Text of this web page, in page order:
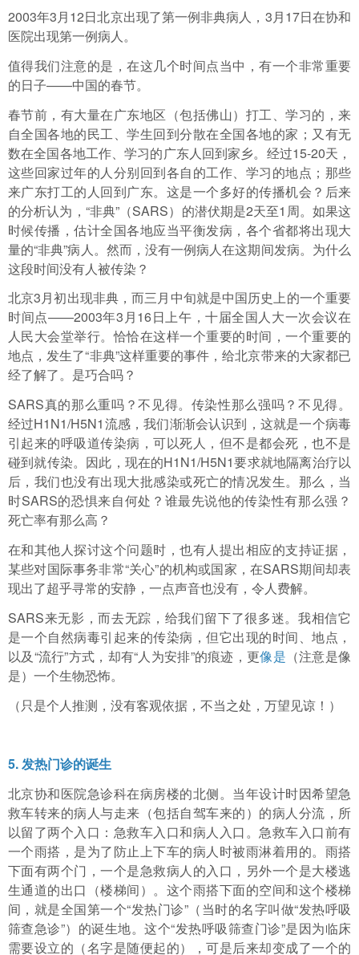
2003年3月12日北京出现了第一例非典病人，3月17日在协和
医院出现第一例病人。
值得我们注意的是，在这几个时间点当中，有一个非常重要
的日子——中国的春节。
春节前，有大量在广东地区（包括佛山）打工、学习的，来
自全国各地的民工、学生回到分散在全国各地的家；又有无
数在全国各地工作、学习的广东人回到家乡。经过15-20天，
这些回家过年的人分别回到各自的工作、学习的地点；那些
来广东打工的人回到广东。这是一个多好的传播机会？后来
的分析认为，“非典”（SARS）的潜伏期是2天至1周。如果这
时候传播，估计全国各地应当平衡发病，各个省都将出现大
量的“非典”病人。然而，没有一例病人在这期间发病。为什么
这段时间没有人被传染？
北京3月初出现非典，而三月中旬就是中国历史上的一个重要
时间点——2003年3月16日上午，十届全国人大一次会议在
人民大会堂举行。恰恰在这样一个重要的时间，一个重要的
地点，发生了“非典”这样重要的事件，给北京带来的大家都已
经了解了。是巧合吗？
SARS真的那么重吗？不见得。传染性那么强吗？不见得。
经过H1N1/H5N1流感，我们渐渐会认识到，这就是一个病毒
引起来的呼吸道传染病，可以死人，但不是都会死，也不是
碰到就传染。因此，现在的H1N1/H5N1要求就地隔离治疗以
后，我们也没有出现大批感染或死亡的情况发生。那么，当
时SARS的恐惧来自何处？谁最先说他的传染性有那么强？
死亡率有那么高？
在和其他人探讨这个问题时，也有人提出相应的支持证据，
某些对国际事务非常“关心”的机构或国家，在SARS期间却表
现出了超乎寻常的安静，一点声音也没有，令人费解。
SARS来无影，而去无踪，给我们留下了很多迷。我相信它
是一个自然病毒引起来的传染病，但它出现的时间、地点，
以及“流行”方式，却有“人为安排”的痕迹，更像是 （注意是像
是）一个生物恐怖。
（只是个人推测，没有客观依据，不当之处，万望见谅！）
5. 发热门诊的诞生
北京协和医院急诊科在病房楼的北侧。当年设计时因希望急
救车转来的病人与走来（包括自驾车来的）的病人分流，所
以留了两个入口：急救车入口和病人入口。急救车入口前有
一个雨搭，是为了防止上下车的病人时被雨淋着用的。雨搭
下面有两个门，一个是急救病人的入口，另外一个是大楼逃
生通道的出口（楼梯间）。这个雨搭下面的空间和这个楼梯
间，就是全国第一个“发热门诊”（当时的名字叫做“发热呼吸
筛查急诊”）的诞生地。这个“发热呼吸筛查门诊”是因为临床
需要设立的（名字是随便起的），可是后来却变成了一个的